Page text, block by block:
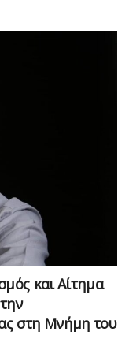
και Αίτημα
στη Μνήμη του